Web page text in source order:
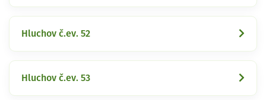
Hluchov č.ev. 52
Hluchov č.ev. 53